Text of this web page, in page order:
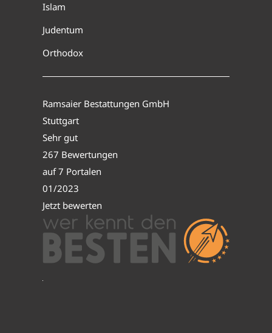
Islam
Judentum
Orthodox
Ramsaier Bestattungen GmbH
Stuttgart
Sehr gut
267 Bewertungen
auf 7 Portalen
01/2023
Jetzt bewerten